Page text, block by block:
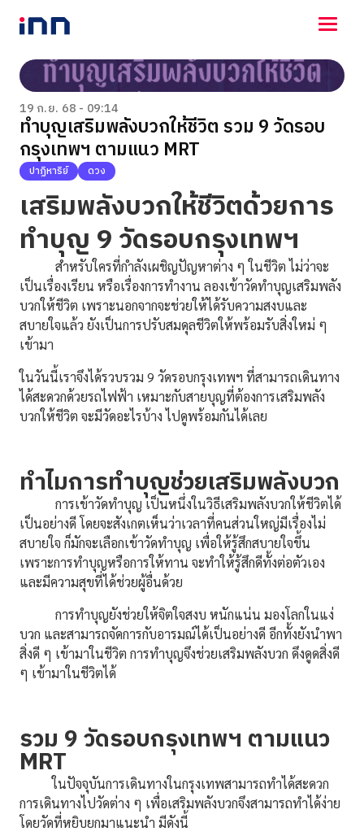
NEWS
ENTERTAINMENT
LIFESTYLE
HOROSCOPE
LOTTERY
VIDEO
ร่วมด้วยช่วยกัน
19 ก.ย. 68 - 09:14
ทำบุญเสริมพลังบวกให้ชีวิต รวม 9 วัดรอบ
กรุงเทพฯ ตามแนว MRT
ปาฏิหาริย์ ดวง
เสริมพลังบวกให้ชีวิตด้วยการ
ทำบุญ 9 วัดรอบกรุงเทพฯ
สำหรับใครที่กำลังเผชิญปัญหาต่าง ๆ ในชีวิต ไม่ว่าจะ
เป็นเรื่องเรียน หรือเรื่องการทำงาน ลองเข้าวัดทำบุญเสริมพลัง
บวกให้ชีวิต เพราะนอกจากจะช่วยให้ได้รับความสงบและ
สบายใจแล้ว ยังเป็นการปรับสมดุลชีวิตให้พร้อมรับสิ่งใหม่ ๆ
เข้ามา
ในวันนี้เราจึงได้รวบรวม 9 วัดรอบกรุงเทพฯ ที่สามารถเดินทาง
ได้สะดวกด้วยรถไฟฟ้า เหมาะกับสายบุญที่ต้องการเสริมพลัง
บวกให้ชีวิต จะมีวัดอะไรบ้าง ไปดูพร้อมกันได้เลย
ทำไมการทำบุญช่วยเสริมพลังบวก
การเข้าวัดทำบุญ เป็นหนึ่งในวิธีเสริมพลังบวกให้ชีวิตได้
เป็นอย่างดี โดยจะสังเกตเห็นว่าเวลาที่คนส่วนใหญ่มีเรื่องไม่
สบายใจ ก็มักจะเลือกเข้าวัดทำบุญ เพื่อให้รู้สึกสบายใจขึ้น
เพราะการทำบุญหรือการให้ทาน จะทำให้รู้สึกดีทั้งต่อตัวเอง
และมีความสุขที่ได้ช่วยผู้อื่นด้วย
การทำบุญยังช่วยให้จิตใจสงบ หนักแน่น มองโลกในแง่
บวก และสามารถจัดการกับอารมณ์ได้เป็นอย่างดี อีกทั้งยังนำพา
สิ่งดี ๆ เข้ามาในชีวิต การทำบุญจึงช่วยเสริมพลังบวก ดึงดูดสิ่งดี
ๆ เข้ามาในชีวิตได้
รวม 9 วัดรอบกรุงเทพฯ ตามแนว
MRT
ในปัจจุบันการเดินทางในกรุงเทพสามารถทำได้สะดวก
การเดินทางไปวัดต่าง ๆ เพื่อเสริมพลังบวกจึงสามารถทำได้ง่าย
โดยวัดที่หยิบยกมาแนะนำ มีดังนี้